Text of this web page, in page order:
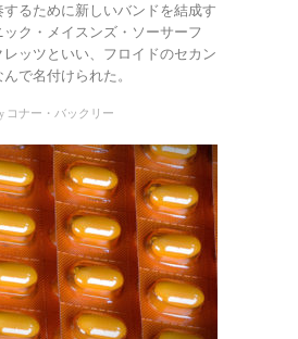
るために新しいバンドを結成す
ク・メイスンズ・ソーサーフ
ッツといい、フロイドのセカン
で名付けられた。
コナー・バックリー